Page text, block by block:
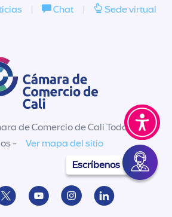
Escríbenos
| Chat | Sede virtual
de Comercio de Cali Todos los
-
Ver mapa del sitio